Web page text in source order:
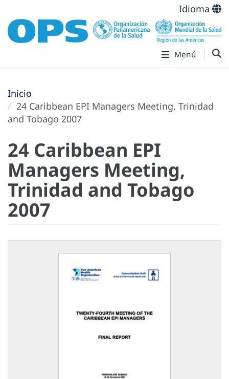
Idioma
Menú
Inicio
24 Caribbean EPI Managers Meeting, Trinidad
and Tobago 2007
24 Caribbean EPI
Managers Meeting,
Trinidad and Tobago
2007